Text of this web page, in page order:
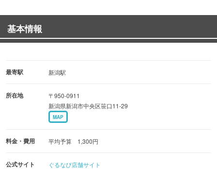
基本情報
最寄駅 新潟駅
所在地
〒950-0911
新潟県新潟市中央区笹口11-29
MAP
料金・費用 平均予算 1,300円
公式サイト ぐるなび店舗サイト